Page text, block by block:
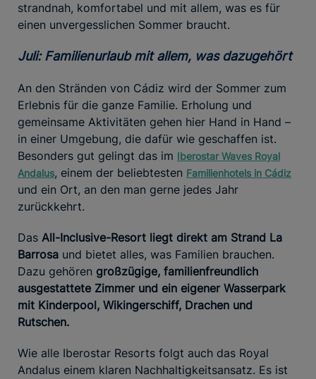
strandnah, komfortabel und mit allem, was es für
einen unvergesslichen Sommer braucht.
Juli: Familienurlaub mit allem, was dazugehört
An den Stränden von Cádiz wird der Sommer zum
Erlebnis für die ganze Familie. Erholung und
gemeinsame Aktivitäten gehen hier Hand in Hand –
in einer Umgebung, die dafür wie geschaffen ist.
Besonders gut gelingt das im Iberostar Waves Royal
Andalus, einem der beliebtesten Familienhotels in Cádiz
und ein Ort, an den man gerne jedes Jahr
zurückkehrt.
Das All-Inclusive-Resort liegt direkt am Strand La
Barrosa und bietet alles, was Familien brauchen.
Dazu gehören großzügige, familienfreundlich
ausgestattete Zimmer und ein eigener Wasserpark
mit Kinderpool, Wikingerschiff, Drachen und
Rutschen.
Wie alle Iberostar Resorts folgt auch das Royal
Andalus einem klaren Nachhaltigkeitsansatz. Es ist